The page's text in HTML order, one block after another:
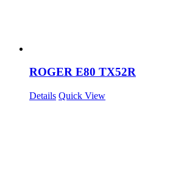
ROGER E80 TX52R
Details Quick View